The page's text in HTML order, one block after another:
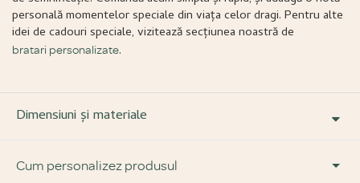
personală momentelor speciale din viața celor dragi. Pentru alte
idei de cadouri speciale, vizitează secțiunea noastră de
bratari personalizate.
Dimensiuni și materiale
Cum personalizez produsul